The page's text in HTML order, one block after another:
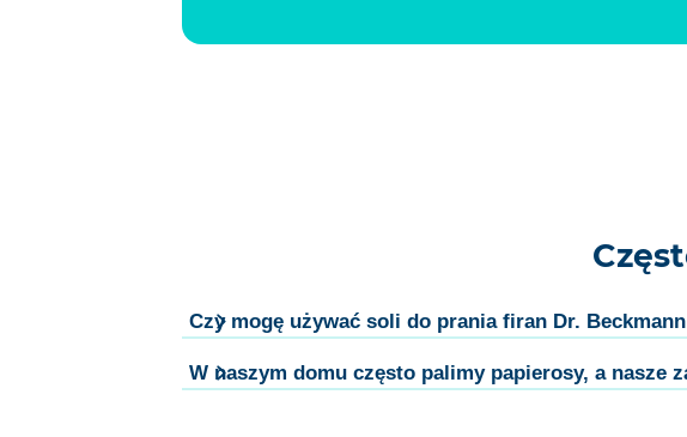
Czy mogę używać soli do prania firan Dr.
W naszym domu często palimy papierosy, a nasze